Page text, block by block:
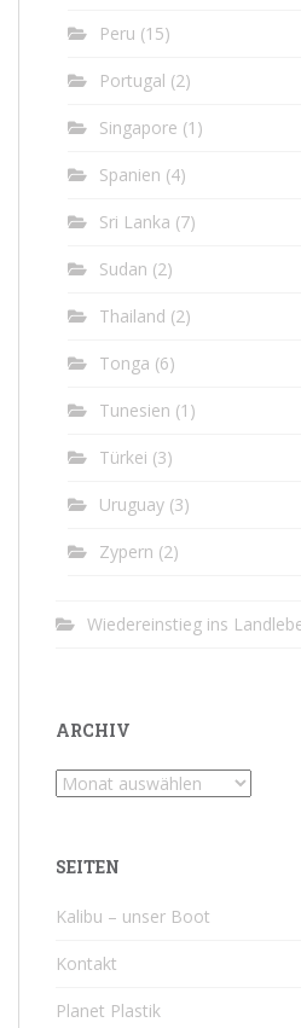
Peru (15)
Portugal (2)
Singapore (1)
Spanien (4)
Sri Lanka (7)
Sudan (2)
Thailand (2)
Tonga (6)
Tunesien (1)
Türkei (3)
Uruguay (3)
Zypern (2)
Wiedereinstieg ins
ARCHIV
Archiv
SEITEN
Kalibu – unser Boot
Kontakt
Planet Plastik